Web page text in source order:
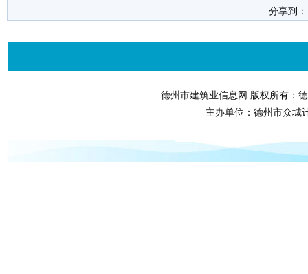
分享到
德州市建筑业信息网 版权所有：
主办单位：德州市众城